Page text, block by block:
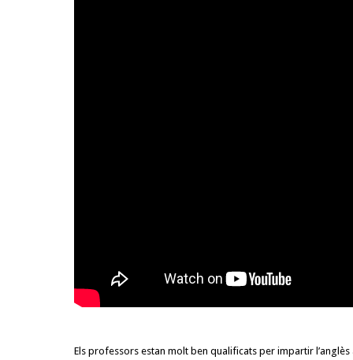
Els professors estan molt ben qualificats per impartir